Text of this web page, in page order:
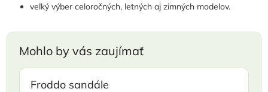
veľký výber celoročných, letných aj zimných modelov.
Mohlo by vás zaujímať
Froddo sandále